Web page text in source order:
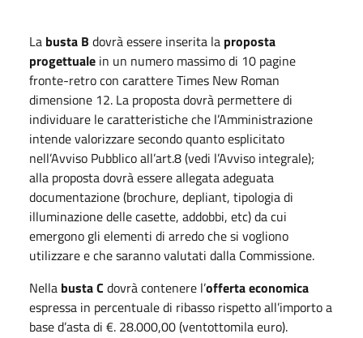
La busta B dovrà essere inserita la proposta
progettuale in un numero massimo di 10 pagine
fronte-retro con carattere Times New Roman
dimensione 12. La proposta dovrà permettere di
individuare le caratteristiche che l’Amministrazione
intende valorizzare secondo quanto esplicitato
nell’Avviso Pubblico all’art.8 (vedi l’Avviso integrale);
alla proposta dovrà essere allegata adeguata
documentazione (brochure, depliant, tipologia di
illuminazione delle casette, addobbi, etc) da cui
emergono gli elementi di arredo che si vogliono
utilizzare e che saranno valutati dalla Commissione.
Nella busta C dovrà contenere l’offerta economica
espressa in percentuale di ribasso rispetto all’importo a
base d’asta di €. 28.000,00 (ventottomila euro).